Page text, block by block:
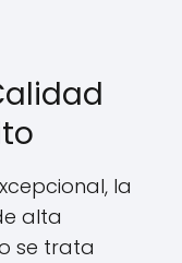
la
alta
se trata